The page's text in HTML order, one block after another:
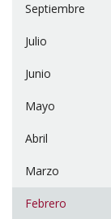
Septiembre
Julio
Junio
Mayo
Abril
Marzo
Febrero